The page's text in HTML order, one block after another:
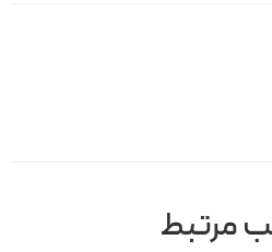
مرتبط